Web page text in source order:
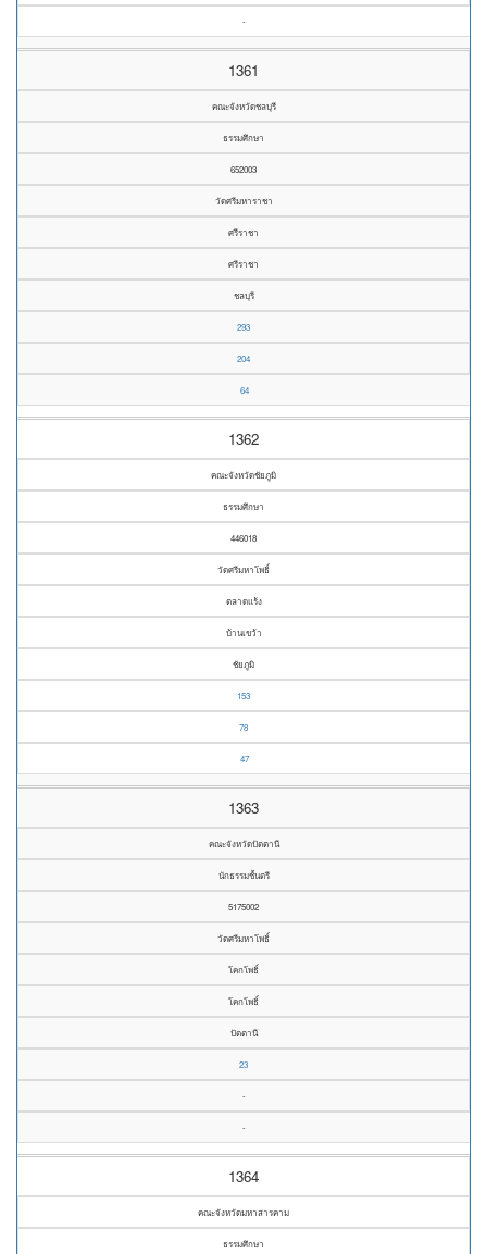
-
1361
คณะจังหวัดชลบุรี
ธรรมศึกษา
652003
วัดศรีมหาราชา
ศรีราชา
ศรีราชา
ชลบุรี
293
204
64
1362
คณะจังหวัดชัยภูมิ
ธรรมศึกษา
446018
วัดศรีมหาโพธิ์
ตลาดแร้ง
บ้านเขว้า
ชัยภูมิ
153
78
47
1363
คณะจังหวัดปัตตานี
นักธรรมชั้นตรี
5175002
วัดศรีมหาโพธิ์
โคกโพธิ์
โคกโพธิ์
ปัตตานี
23
-
-
1364
คณะจังหวัดมหาสารคาม
ธรรมศึกษา